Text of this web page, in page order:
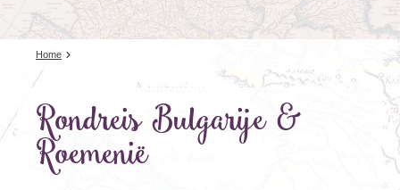
Home
Rondreis Bulgarije &
Roemenië